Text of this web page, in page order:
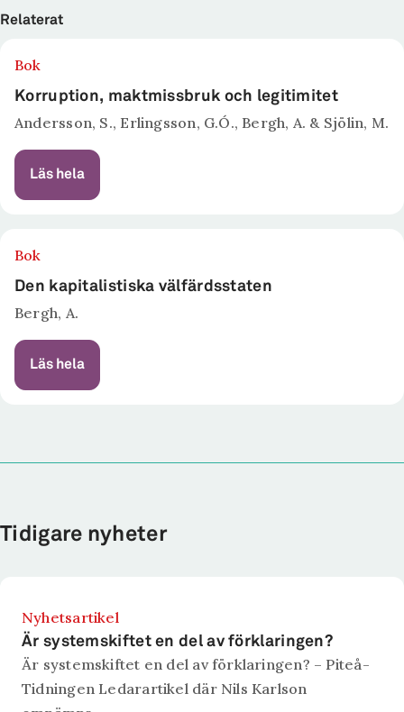
Relaterat
Bok
Korruption, maktmissbruk och legitimitet
Andersson, S., Erlingsson, G.Ó., Bergh, A. & Sjölin, M.
Läs hela
Bok
Den kapitalistiska välfärdsstaten
Bergh, A.
Läs hela
Tidigare nyheter
Nyhetsartikel
Är systemskiftet en del av förklaringen?
Är systemskiftet en del av förklaringen? – Piteå-
Tidningen Ledarartikel där Nils Karlson